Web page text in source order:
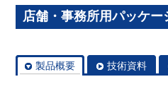
店舗・事務所用パッケ
製品概要 技術資料